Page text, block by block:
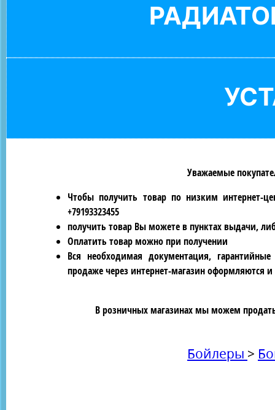
Уважаемые
Чтобы получить товар по низким интернет-
+79193323455
получить товар Вы можете в пунктах выдачи,
Оплатить товар можно при получении
Вся необходимая документация,
продаже через интернет-магазин оформляются
В розничных магазинах мы можем
Бойлеры >